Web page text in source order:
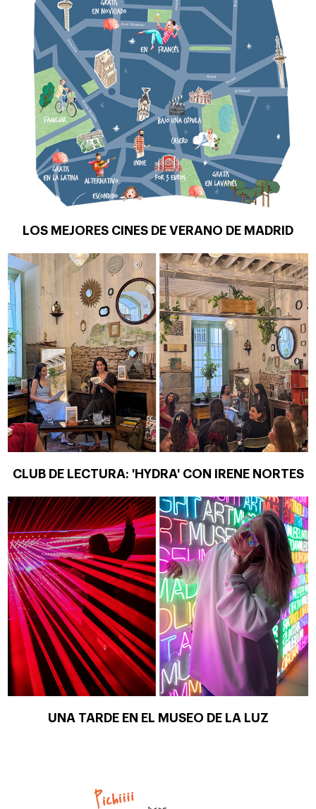
LOS MEJORES CINES DE VERANO DE MADRID
CLUB DE LECTURA: 'HYDRA' CON IRENE NORTES
UNA TARDE EN EL MUSEO DE LA LUZ